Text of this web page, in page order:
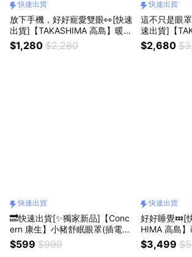
快速出貨
放下手機，好好寵愛雙眼👀[快速
出貨]【TAKASHIMA 高島】暖眠
眠 按摩眼罩/眼部按摩器 M-203
(舒眠舒壓/生日禮物/獅子座禮物)
$1,280 $2,280
快速出貨
這不只是眼
速出貨]【
眠兵 按摩眼
09A (舒眠舒
$2,680
快速出貨
🔜快速出貨[✨獨家新品]【Conc
ern 康生】小豬舒眠眼罩(插電
款) 禮盒包裝
$599 $999
快速出貨
好好睡覺💤[
HIMA 高島
按摩眼罩M-
禮物/舒眠舒
$3,499